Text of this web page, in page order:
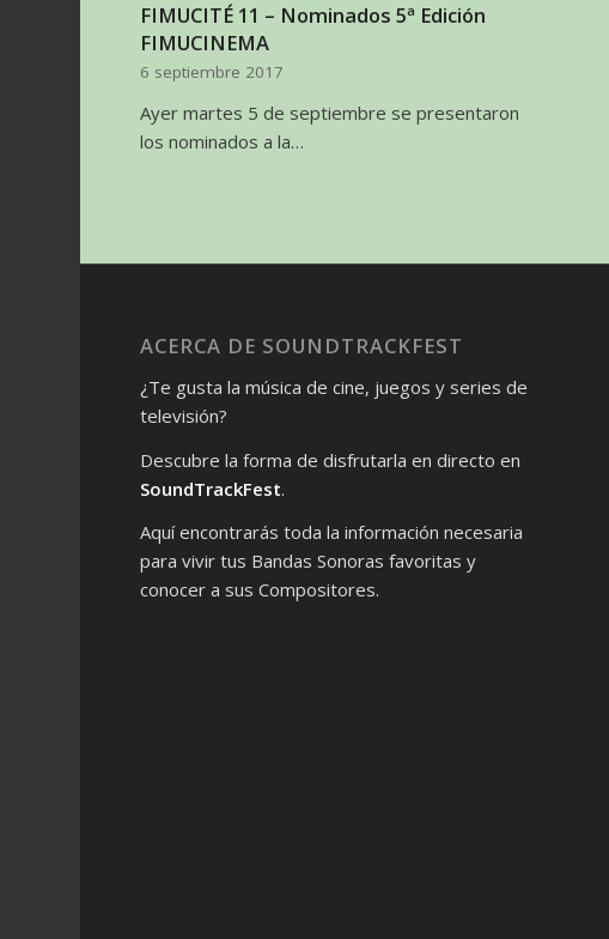
FIMUCITÉ 11 – Nominados 5ª Edición
FIMUCINEMA
6 septiembre 2017
Ayer martes 5 de septiembre se presentaron
los nominados a la…
ACERCA DE SOUNDTRACKFEST
¿Te gusta la música de cine, juegos y series de
televisión?
Descubre la forma de disfrutarla en directo en
SoundTrackFest.
Aquí encontrarás toda la información necesaria
para vivir tus Bandas Sonoras favoritas y
conocer a sus Compositores.